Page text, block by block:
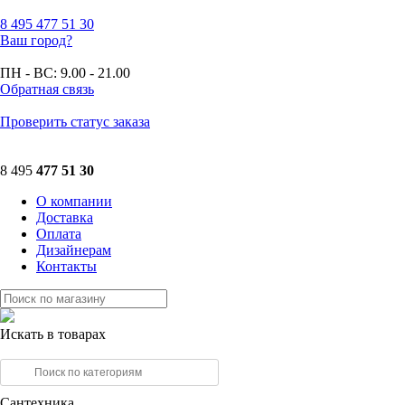
8 495 477 51 30
Ваш город?
ПН - ВС: 9.00 - 21.00
Обратная связь
Проверить статус заказа
8 495 477 51 30
О компании
Доставка
Оплата
Дизайнерам
Контакты
Искать в товарах